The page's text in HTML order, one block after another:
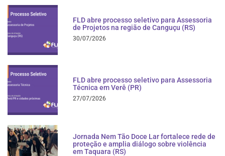
FLD abre processo seletivo para Assessoria
de Projetos na região de Canguçu (RS)
30/07/2026
FLD abre processo seletivo para Assessoria
Técnica em Verê (PR)
27/07/2026
Jornada Nem Tão Doce Lar fortalece rede de
proteção e amplia diálogo sobre violência
em Taquara (RS)